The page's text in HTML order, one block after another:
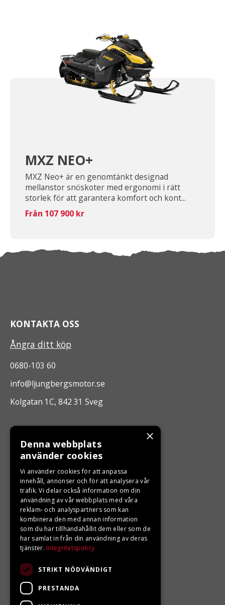
MXZ NEO+
MXZ Neo+ är en genomtänkt designad
mellanstor snöskoter med ergonomi i rätt
storlek för att garantera komfort och kont...
Från 107 900 kr
KONTAKTA OSS
Ångra ditt köp
0680-103 60
info@ljungbergsmotor.se
Kolgatan 1C, 842 31 Sveg
ÖPPETTIDER
Måndag - Fredag 10.00 -17.00
LJUNGBERGS MOTOR
Din BRP återförsäljare i Sveg!
×
Denna webbplats
använder cookies
Vi använder cookies för att anpassa
innehåll, annonser och för att analysera vår
trafik. Vi delar också information om din
användning av vår webbplats med våra
reklam- och analyspartners som kan
kombinera den med annan information
som du har tillhandahållit dem eller som de
har samlat in från din användning av deras
tjänster. Integritetspolicy
STRIKT NÖDVÄNDIGT
PRESTANDA